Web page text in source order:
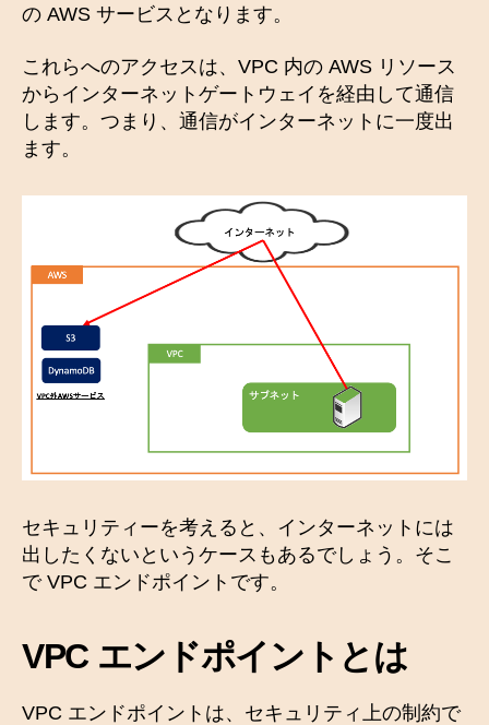
の AWS サービスとなります。
これらへのアクセスは、VPC 内の AWS リソース
からインターネットゲートウェイを経由して通信
します。つまり、通信がインターネットに一度出
ます。
セキュリティーを考えると、インターネットには
出したくないというケースもあるでしょう。そこ
で VPC エンドポイントです。
VPC エンドポイントとは
VPC エンドポイントは、セキュリティ上の制約で